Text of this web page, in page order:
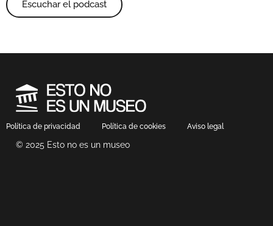
Escuchar el podcast
Política de privacidad Política de cookies Aviso legal
© 2025 Esto no es un museo